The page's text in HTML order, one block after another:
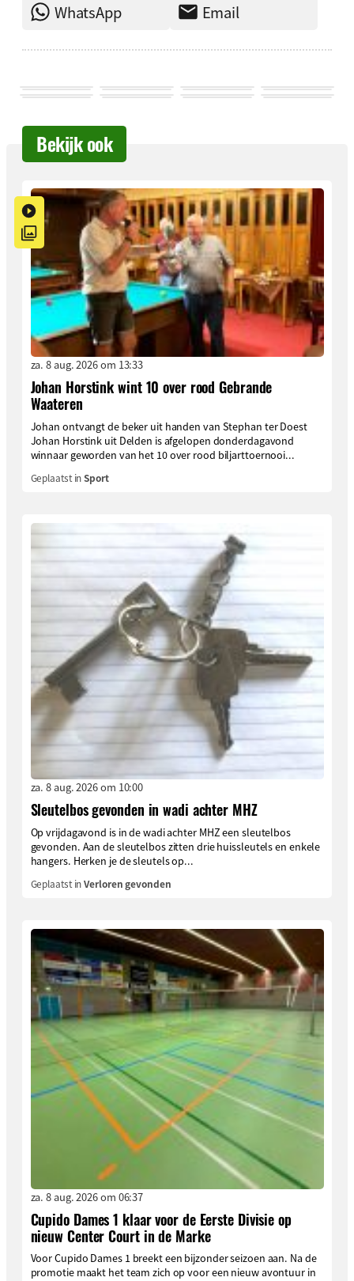
WhatsApp
Email
Bekijk ook
za. 8 aug. 2026 om 13:33
Johan Horstink wint 10 over rood Gebrande
Waateren
Johan ontvangt de beker uit handen van Stephan ter Doest
Johan Horstink uit Delden is afgelopen donderdagavond
winnaar geworden van het 10 over rood biljarttoernooi...
Geplaatst inSport
za. 8 aug. 2026 om 10:00
Sleutelbos gevonden in wadi achter MHZ
Op vrijdagavond is in de wadi achter MHZ een sleutelbos
gevonden. Aan de sleutelbos zitten drie huissleutels en enkele
hangers. Herken je de sleutels op...
Geplaatst inVerloren gevonden
za. 8 aug. 2026 om 06:37
Cupido Dames 1 klaar voor de Eerste Divisie op
nieuw Center Court in de Marke
Voor Cupido Dames 1 breekt een bijzonder seizoen aan. Na de
promotie maakt het team zich op voor een nieuw avontuur in